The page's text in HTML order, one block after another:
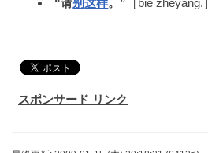
“请别这样。” ［bié zhèyàng.］
スポンサード リンク